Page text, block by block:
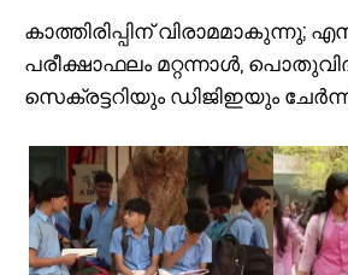
കാത്തിരിപ്പിന്
പരീക്ഷാഫലം മറ്റന്നാൾ,
സെക്രട്ടറിയും ഡിജിഇയും